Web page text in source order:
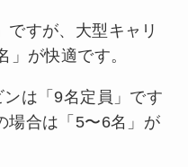
ですが、大型キャリ
」が快適です。
は「9名定員」です
場合は「5〜6名」が